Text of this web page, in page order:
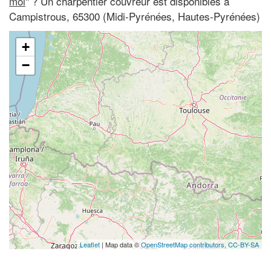
Campistrous, 65300 (Midi-Pyrénées, Hautes-Pyrénées)
+
−
Leaflet | Map data ©OpenStreetMap contributors, CC-BY-SA